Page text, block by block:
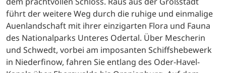
führt der weitere Weg durch die ruhige und einmalige
Auenlandschaft mit ihrer einzigarten Flora und Fauna
des Nationalparks Unteres Odertal. Über Mescherin
und Schwedt, vorbei am imposanten Schiffshebewerk
in Niederfinow, fahren Sie entlang des Oder-Havel-